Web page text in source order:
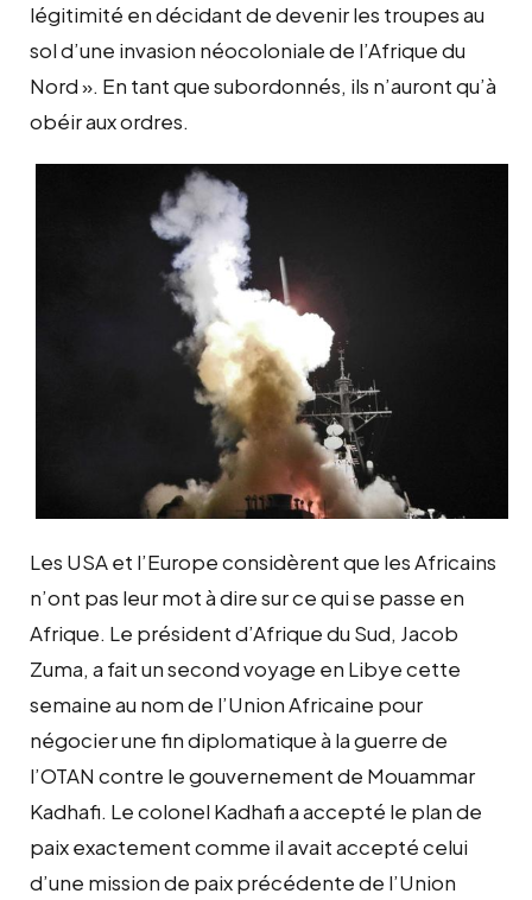
légitimité en décidant de devenir les troupes au
sol d’une invasion néocoloniale de l’Afrique du
Nord ». En tant que subordonnés, ils n’auront qu’à
obéir aux ordres.
Les USA et l’Europe considèrent que les Africains
n’ont pas leur mot à dire sur ce qui se passe en
Afrique. Le président d’Afrique du Sud, Jacob
Zuma, a fait un second voyage en Libye cette
semaine au nom de l’Union Africaine pour
négocier une fin diplomatique à la guerre de
l’OTAN contre le gouvernement de Mouammar
Kadhafi. Le colonel Kadhafi a accepté le plan de
paix exactement comme il avait accepté celui
d’une mission de paix précédente de l’Union